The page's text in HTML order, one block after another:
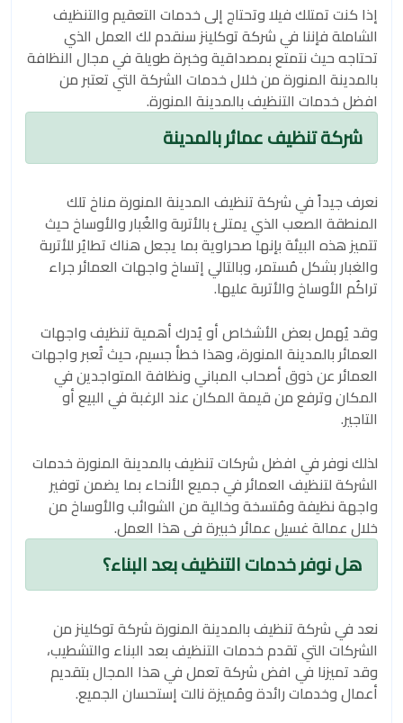
إذا كنت تمتلك فيلا وتحتاج إلى خدمات التعقيم والتنظيف
الشاملة فإننا في شركة توكلينز سنقدم لك العمل الذي
تحتاجه حيث نتمتع بمصداقية وخبرة طويلة في مجال النظافة
بالمدينة المنورة من خلال خدمات الشركة التي تعتبر من
افضل خدمات التنظيف بالمدينة المنورة.
شركة تنظيف عمائر بالمدينة
نعرف جيداً في شركة تنظيف المدينة المنورة مناخ تلك
المنطقة الصعب الذي يمتلئ بالأتربة والغُبار والأوساخ حيث
تتميز هذه البيئة بإنها صحراوية بما يجعل هناك تطايُر للأتربة
والغبار بشكل مُستمر، وبالتالي إتساخ واجهات العمائر جراء
تراكُم الأوساخ والأتربة عليها.
وقد يُهمل بعض الأشخاص أو يُدرك أهمية تنظيف واجهات
العمائر بالمدينة المنورة، وهذا خطأ جسيم، حيث تُعبر واجهات
العمائر عن ذوق أصحاب المباني ونظافة المتواجدين في
المكان وترفع من قيمة المكان عند الرغبة في البيع أو
التاجير.
لذلك نوفر في افضل شركات تنظيف بالمدينة المنورة خدمات
الشركة لتنظيف العمائر في جميع الأنحاء بما يضمن توفير
واجهة نظيفة ومُتسخة وخالية من الشوائب والأوساخ من
خلال عمالة غسيل عمائر خبيرة في هذا العمل.
هل نوفر خدمات التنظيف بعد البناء؟
نعد في شركة تنظيف بالمدينة المنورة شركة توكلينز من
الشركات التي تقدم خدمات التنظيف بعد البناء والتشطيب،
وقد تميزنا في افض شركة تعمل في هذا المجال بتقديم
أعمال وخدمات رائدة ومُميزة نالت إستحسان الجميع.